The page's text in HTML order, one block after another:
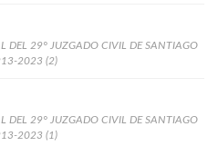
DEL 29° JUZGADO CIVIL DE SANTIAGO
2023 (2)
DEL 29° JUZGADO CIVIL DE SANTIAGO
2023 (1)